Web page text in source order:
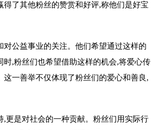
了其他粉丝的赞赏和好评,称他们是好宝
公益事业的关注。他们希望通过这样的
,粉丝们也希望借助这样的机会,将爱心传
一善举不仅体现了粉丝们的爱心和善良,
更是对社会的一种贡献。粉丝们用实际行